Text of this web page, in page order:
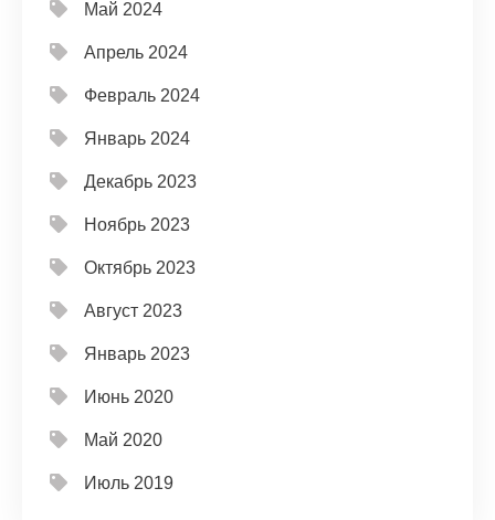
Май 2024
Апрель 2024
Февраль 2024
Январь 2024
Декабрь 2023
Ноябрь 2023
Октябрь 2023
Август 2023
Январь 2023
Июнь 2020
Май 2020
Июль 2019